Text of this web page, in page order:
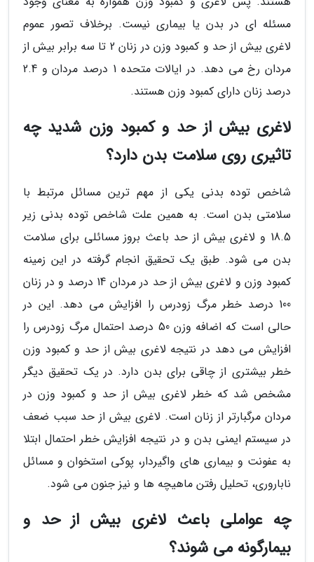
مسئله ای در بدن یا بیماری نیست. برخلاف تصور عموم
لاغری بیش از حد و کمبود وزن در زنان 2 تا سه برابر بیش از
مردان رخ می دهد. در ایالات متحده 1 درصد مردان و 2.4
درصد زنان دارای کمبود وزن هستند.
لاغری بیش از حد و کمبود وزن شدید چه
تاثیری روی سلامت بدن دارد؟
شاخص توده بدنی یکی از مهم ترین مسائل مرتبط با
سلامتی بدن است. به همین علت شاخص توده بدنی زیر
18.5 و لاغری بیش از حد باعث بروز مسائلی برای سلامت
بدن می شود. طبق یک تحقیق انجام گرفته در این زمینه
کمبود وزن و لاغری بیش از حد در مردان 14 درصد و در زنان
100 درصد خطر مرگ زودرس را افزایش می دهد. این در
حالی است که اضافه وزن 50 درصد احتمال مرگ زودرس را
افزایش می دهد در نتیجه لاغری بیش از حد و کمبود وزن
خطر بیشتری از چاقی برای بدن دارد. در یک تحقیق دیگر
مشخص شد که خطر لاغری بیش از حد و کمبود وزن در
مردان مرگبارتر از زنان است. لاغری بیش از حد سبب ضعف
در سیستم ایمنی بدن و در نتیجه افزایش خطر احتمال ابتلا
به عفونت و بیماری های واگیردار، پوکی استخوان و مسائل
ناباروری، تحلیل رفتن ماهیچه ها و نیز جنون می شود.
چه عواملی باعث لاغری بیش از حد و
بیمارگونه می شوند؟